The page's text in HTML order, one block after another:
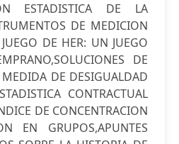
ESTADISTICA DE LA
DE MEDICION
DE HER: UN JUEGO
DE
DE DESIGUALDAD
CONTRACTUAL
DE CONCENTRACION
EN GRUPOS,APUNTES